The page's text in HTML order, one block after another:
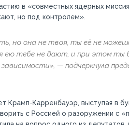
в «совместных ядерных
но под контролем».
но она не твоя, ты её не
ею тебе не дают, и при этом ты
— подчеркнула
Крамп-Карренбауэр, выступая в
с Россией о разоружении с